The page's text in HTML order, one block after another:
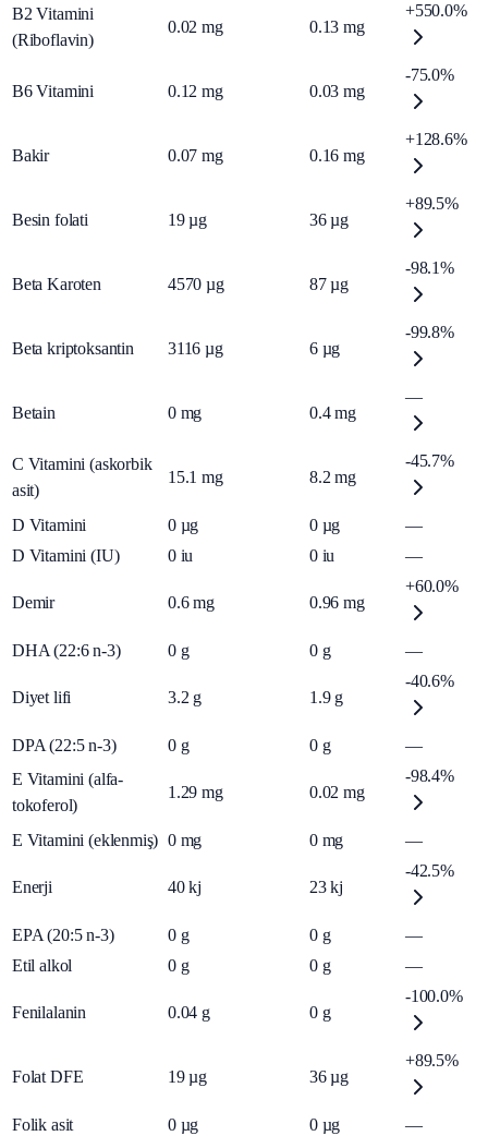
B2 Vitamini
(Riboflavin)
0.02 mg 0.13 mg
+550.0%
B6 Vitamini 0.12 mg 0.03 mg
-75.0%
Bakir 0.07 mg 0.16 mg
+128.6%
Besin folati 19 µg 36 µg
+89.5%
Beta Karoten 4570 µg 87 µg
-98.1%
Beta kriptoksantin 3116 µg 6 µg
-99.8%
Betain 0 mg 0.4 mg
—
C Vitamini (askorbik
asit)
15.1 mg 8.2 mg
-45.7%
D Vitamini 0 µg 0 µg
—
D Vitamini (IU)
0 iu 0 iu —
Demir 0.6 mg 0.96 mg
+60.0%
DHA (22:6 n-3) 0 g 0 g —
Diyet lifi 3.2 g 1.9 g
-40.6%
DPA (22:5 n-3) 0 g 0 g
—
E Vitamini (alfa-
tokoferol)
1.29 mg 0.02 mg
-98.4%
E Vitamini (eklenmiş) 0 mg 0 mg —
Enerji 40 kj 23 kj
-42.5%
EPA (20:5 n-3) 0 g 0 g
—
Etil alkol
0 g 0 g —
Fenilalanin 0.04 g 0 g
-100.0%
Folat DFE 19 µg 36 µg
+89.5%
Folik asit 0 µg 0 µg —